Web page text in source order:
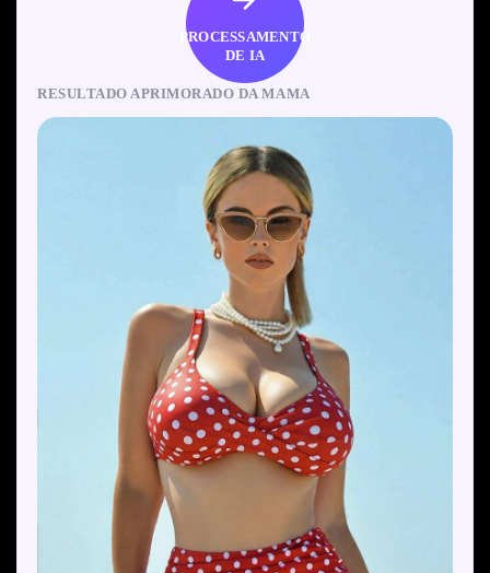
PROCESSAMENTO
DE IA
RESULTADO APRIMORADO DA MAMA